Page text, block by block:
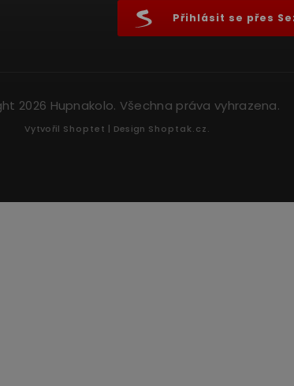
Přihlásit se přes
2026 Hupnakolo. Všechna práva vyhrazena.
Vytvořil Shoptet | Design Shoptak.cz.